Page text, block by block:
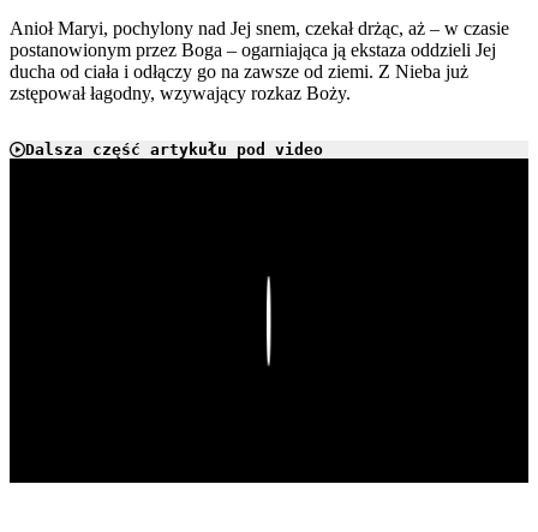
Anioł Maryi, pochylony nad Jej snem, czekał drżąc, aż – w czasie
postanowionym przez Boga – ogarniająca ją ekstaza oddzieli Jej
ducha od ciała i odłączy go na zawsze od ziemi. Z Nieba już
zstępował łagodny, wzywający rozkaz Boży.
Dalsza część artykułu pod video